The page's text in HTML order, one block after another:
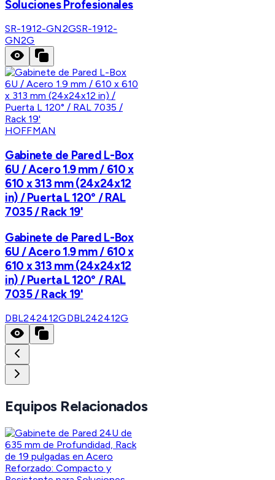
Soluciones Profesionales
SR-1912-GN2GSR-1912-
GN2G
HOFFMAN
Gabinete de Pared L-Box
6U / Acero 1.9 mm / 610 x
610 x 313 mm (24x24x12
in) / Puerta L 120° / RAL
7035 / Rack 19'
Gabinete de Pared L-Box
6U / Acero 1.9 mm / 610 x
610 x 313 mm (24x24x12
in) / Puerta L 120° / RAL
7035 / Rack 19'
DBL242412GDBL242412G
Equipos Relacionados